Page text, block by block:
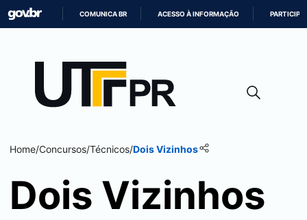
CONTEÚDO
COMUNICA BR ACESSO À INFORMAÇÃO PARTICIPE
Home/Concursos/Técnicos/Dois Vizinhos
Dois Vizinhos